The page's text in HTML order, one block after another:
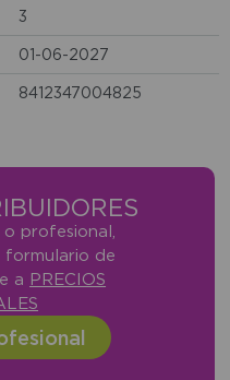
3
01-06-2027
8412347004825
profesional,
de
a PRECIOS